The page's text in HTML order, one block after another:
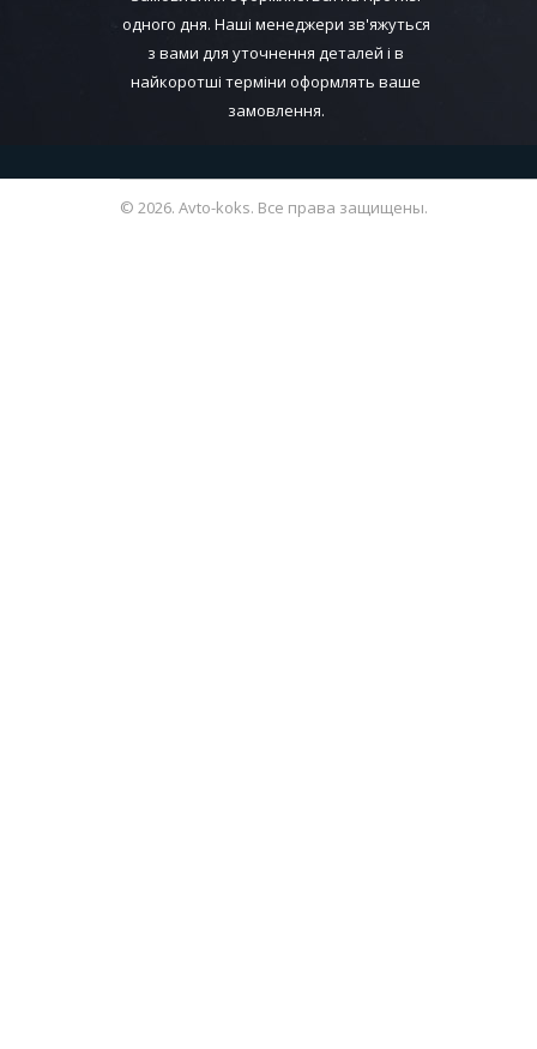
одного дня. Наші менеджери зв'яжуться
з вами для уточнення деталей і в
найкоротші терміни оформлять ваше
замовлення.
© 2026. Avto-koks. Все права защищены.